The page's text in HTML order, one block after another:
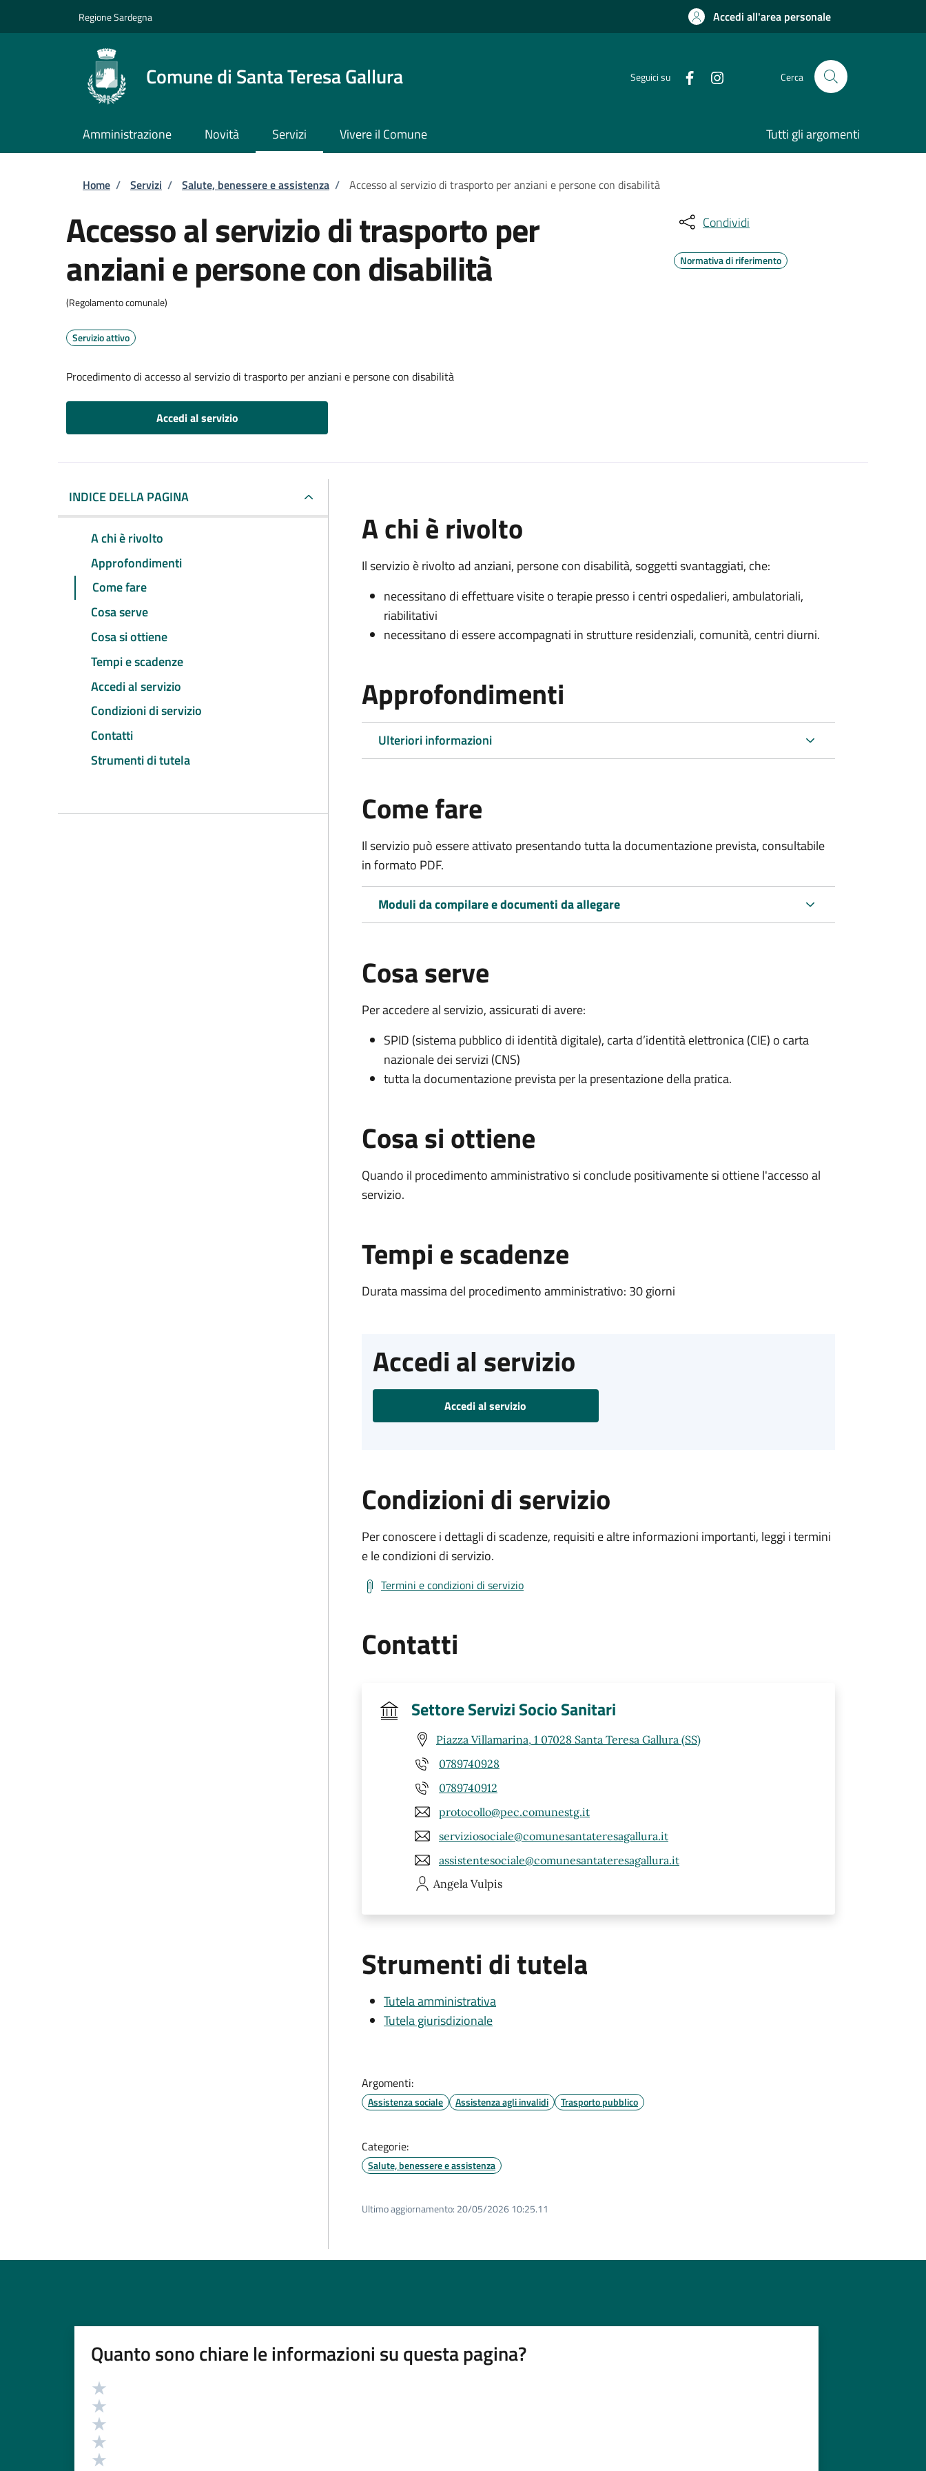
Regione Sardegna Accedi all'area personale
Comune di Santa Teresa Gallura Seguici su Cerca
Amministrazione Novità Servizi Vivere il Comune Tutti gli argomenti
Briciole di pane
Home / Servizi / Salute, benessere e assistenza / Accesso al servizio di trasporto per anziani e persone con disabilità
Accesso al servizio di trasporto per
anziani e persone con disabilità
(Regolamento comunale)
Servizio attivo
Procedimento di accesso al servizio di trasporto per anziani e persone con disabilità
Accedi al servizio
Condividi
Normativa di riferimento
INDICE DELLA PAGINA
A chi è rivolto
Approfondimenti
Come fare
Cosa serve
Cosa si ottiene
Tempi e scadenze
Accedi al servizio
Condizioni di servizio
Contatti
Strumenti di tutela
A chi è rivolto
Il servizio è rivolto ad anziani, persone con disabilità, soggetti svantaggiati, che:
necessitano di effettuare visite o terapie presso i centri ospedalieri, ambulatoriali,
riabilitativi
necessitano di essere accompagnati in strutture residenziali, comunità, centri diurni.
Approfondimenti
Ulteriori informazioni
Come fare
Il servizio può essere attivato presentando tutta la documentazione prevista, consultabile
in formato PDF.
Moduli da compilare e documenti da allegare
Cosa serve
Per accedere al servizio, assicurati di avere:
SPID (sistema pubblico di identità digitale), carta d’identità elettronica (CIE) o carta
nazionale dei servizi (CNS)
tutta la documentazione prevista per la presentazione della pratica.
Cosa si ottiene
Quando il procedimento amministrativo si conclude positivamente si ottiene l'accesso al
servizio.
Tempi e scadenze
Durata massima del procedimento amministrativo: 30 giorni
Accedi al servizio
Accedi al servizio
Condizioni di servizio
Per conoscere i dettagli di scadenze, requisiti e altre informazioni importanti, leggi i termini
e le condizioni di servizio.
Termini e condizioni di servizio
Contatti
Settore Servizi Socio Sanitari
Piazza Villamarina, 1 07028 Santa Teresa Gallura (SS)
0789740928
0789740912
protocollo@pec.comunestg.it
serviziosociale@comunesantateresagallura.it
assistentesociale@comunesantateresagallura.it
Angela Vulpis
Strumenti di tutela
Tutela amministrativa
Tutela giurisdizionale
Argomenti:
Assistenza sociale Assistenza agli invalidi Trasporto pubblico
Categorie:
Salute, benessere e assistenza
Ultimo aggiornamento: 20/05/2026 10:25.11
Quanto sono chiare le informazioni su questa pagina?
Valutazione